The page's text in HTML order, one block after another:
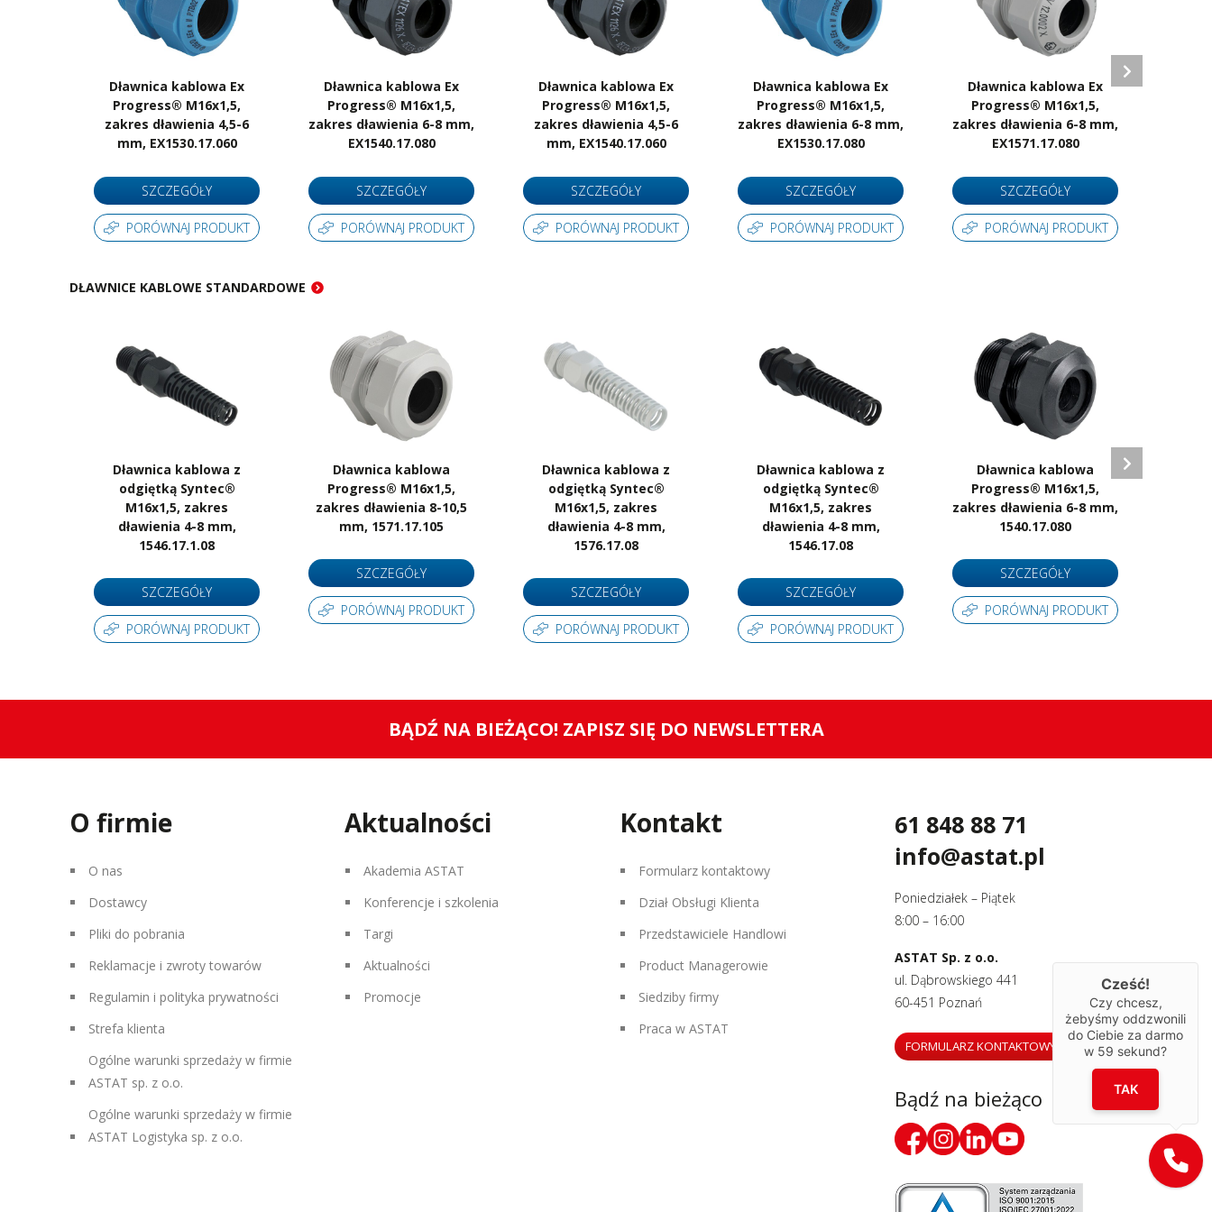
Dławnica kablowa Ex
Progress® M16x1,5,
zakres dławienia 4,5-6
mm, EX1530.17.060
SZCZEGÓŁY
PORÓWNAJ PRODUKT
Dławnica kablowa Ex
Progress® M16x1,5,
zakres dławienia 6-8 mm,
EX1540.17.080
SZCZEGÓŁY
PORÓWNAJ PRODUKT
Dławnica kablowa Ex
Progress® M16x1,5,
zakres dławienia 4,5-6
mm, EX1540.17.060
SZCZEGÓŁY
PORÓWNAJ PRODUKT
Dławnica kablowa Ex
Progress® M16x1,5,
zakres dławienia 6-8 mm,
EX1530.17.080
SZCZEGÓŁY
PORÓWNAJ PRODUKT
Dławnica kablowa Ex
Progress® M16x1,5,
zakres dławienia 6-8 mm,
EX1571.17.080
SZCZEGÓŁY
PORÓWNAJ PRODUKT
DŁAWNICE KABLOWE STANDARDOWE
Dławnica kablowa z
odgiętką Syntec®
M16x1,5, zakres
dławienia 4-8 mm,
1546.17.1.08
SZCZEGÓŁY
PORÓWNAJ PRODUKT
Dławnica kablowa
Progress® M16x1,5,
zakres dławienia 8-10,5
mm, 1571.17.105
SZCZEGÓŁY
PORÓWNAJ PRODUKT
Dławnica kablowa z
odgiętką Syntec®
M16x1,5, zakres
dławienia 4-8 mm,
1576.17.08
SZCZEGÓŁY
PORÓWNAJ PRODUKT
Dławnica kablowa z
odgiętką Syntec®
M16x1,5, zakres
dławienia 4-8 mm,
1546.17.08
SZCZEGÓŁY
PORÓWNAJ PRODUKT
Dławnica kablowa
Progress® M16x1,5,
zakres dławienia 6-8 mm,
1540.17.080
SZCZEGÓŁY
PORÓWNAJ PRODUKT
BĄDŹ NA BIEŻĄCO! ZAPISZ SIĘ DO NEWSLETTERA
O firmie
O nas
Dostawcy
Pliki do pobrania
Reklamacje i zwroty towarów
Regulamin i polityka prywatności
Strefa klienta
Ogólne warunki sprzedaży w firmie
ASTAT sp. z o.o.
Ogólne warunki sprzedaży w firmie
ASTAT Logistyka sp. z o.o.
Aktualności
Akademia ASTAT
Konferencje i szkolenia
Targi
Aktualności
Promocje
Kontakt
Formularz kontaktowy
Dział Obsługi Klienta
Przedstawiciele Handlowi
Product Managerowie
Siedziby firmy
Praca w ASTAT
61 848 88 71
info@astat.pl
Poniedziałek – Piątek
8:00 – 16:00
ASTAT Sp. z o.o.
ul. Dąbrowskiego 441
60-451 Poznań
FORMULARZ KONTAKTOWY
Bądź na bieżąco
Cześć!
Czy chcesz,
żebyśmy oddzwonili
do Ciebie za darmo
w 59 sekund?
TAK